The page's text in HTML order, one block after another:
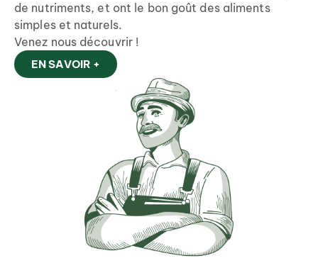
de nutriments, et ont le bon goût des aliments
simples et naturels.
Venez nous découvrir !
EN SAVOIR +